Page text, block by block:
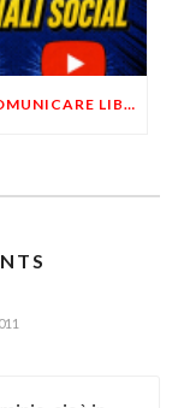
ARRIVA MOLIB, UN ALTRO MODO DI COMUNICARE LIBERTARIO